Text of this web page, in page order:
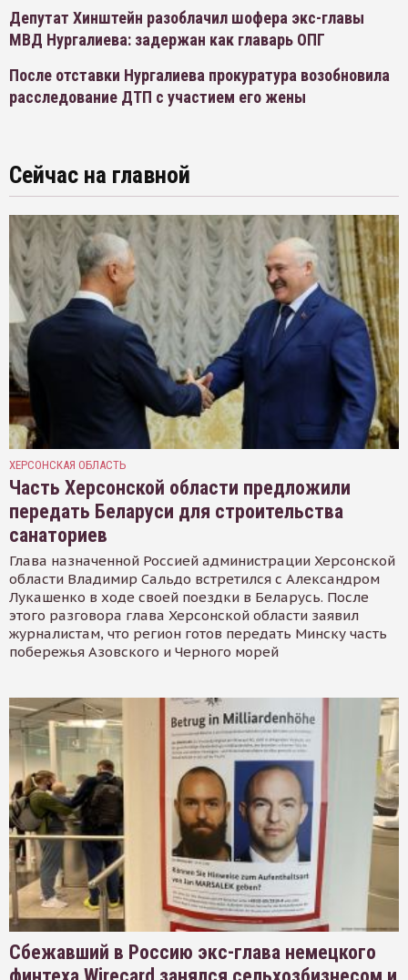
Депутат Хинштейн разоблачил шофера экс-главы
МВД Нургалиева: задержан как главарь ОПГ
После отставки Нургалиева прокуратура возобновила
расследование ДТП с участием его жены
Сейчас на главной
ХЕРСОНСКАЯ ОБЛАСТЬ
Часть Херсонской области предложили
передать Беларуси для строительства
санаториев
Глава назначенной Россией администрации Херсонской
области Владимир Сальдо встретился с Александром
Лукашенко в ходе своей поездки в Беларусь. После
этого разговора глава Херсонской области заявил
журналистам, что регион готов передать Минску часть
побережья Азовского и Черного морей
Сбежавший в Россию экс-глава немецкого